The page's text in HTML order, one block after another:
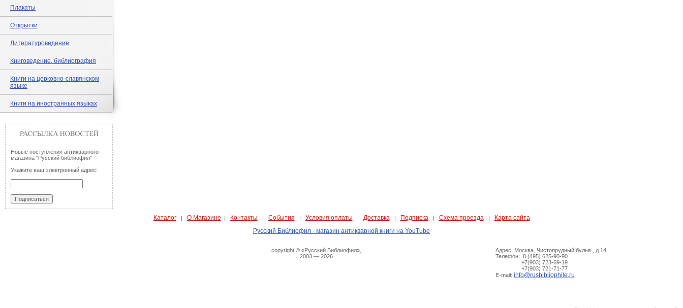
Плакаты
Открытки
Литературоведение
Книговедение, библиография
Книги на церковно-славянском
языке
Книги на иностранных языках
Новые поступления антикварного
магазина "Русский библиофил"
Укажите ваш электронный адрес:
Каталог| О Магазине | Контакты | События | Условия оплаты | Доставка | Подписка | Схема проезда |
Карта сайта
Русский Библиофил - магазин антикварной книги на YouTube
copyright © «Русский Библиофил»,
2003 — 2026
Адрес: Москва, Чистопрудный бульв., д.14
Телефон: 8 (495) 625-90-90
+7(903) 723-69-19
+7(903) 721-71-77
E-mail: info@rusbibliophile.ru